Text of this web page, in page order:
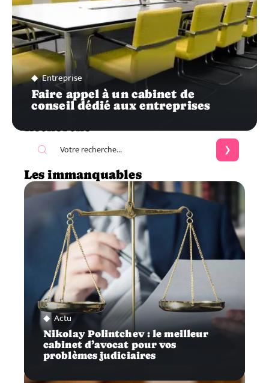
Entreprise
Faire appel à un cabinet de
conseil dédié aux entreprises
Les immanquables
Actu
Nikolay Polintchev : le meilleur
cabinet d’avocat pour vos
problèmes judiciaires